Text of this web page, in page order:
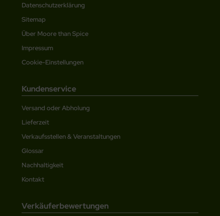
Datenschutzerklärung
Sitemap
Über Moore than Spice
Impressum
Cookie-Einstellungen
Kundenservice
Versand oder Abholung
Lieferzeit
Verkaufsstellen & Veranstaltungen
Glossar
Nachhaltigkeit
Kontakt
Verkäuferbewertungen